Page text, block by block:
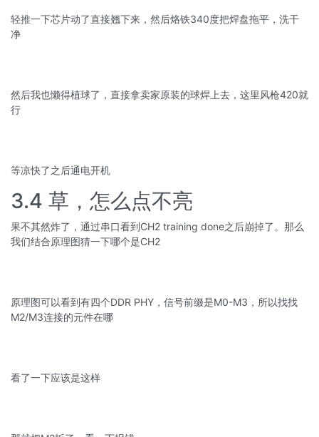
轻推一下芯片动了直接翘下来，然后烙铁340度把焊盘拖平，洗干
净
然后我也懒得植球了，直接拿卖家原装的球焊上去，这里风枪420就
行
等凉快了之后通电开机
3.4 草，怎么点不亮
果不其然炸了，通过串口看到CH2 training done之后崩掉了。那么
我们结合原理图猜一下哪个是CH2
原理图可以看到有四个DDR PHY，信号前缀是M0-M3，所以找找
M2/M3连接的元件在哪
看了一下应该是这样